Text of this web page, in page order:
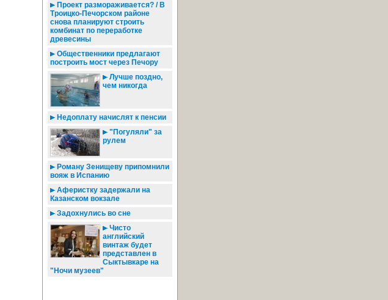
Проект размораживается? / В
Троицко-Печорском районе
снова планируют строить
комбинат по переработке
древесины
Общественники предлагают
построить мост через Печору
Лучше поздно,
чем никогда
Недоплату начислят к пенсии
"Погуляли" за
рулем
Роману Зенищеву припомнили
вояж в Испанию
Аферистку задержали на
Казанском вокзале
Задохнулись во сне
Чисто
английский
винтаж будет
представлен в
Сыктывкаре на
"Ночи музеев"